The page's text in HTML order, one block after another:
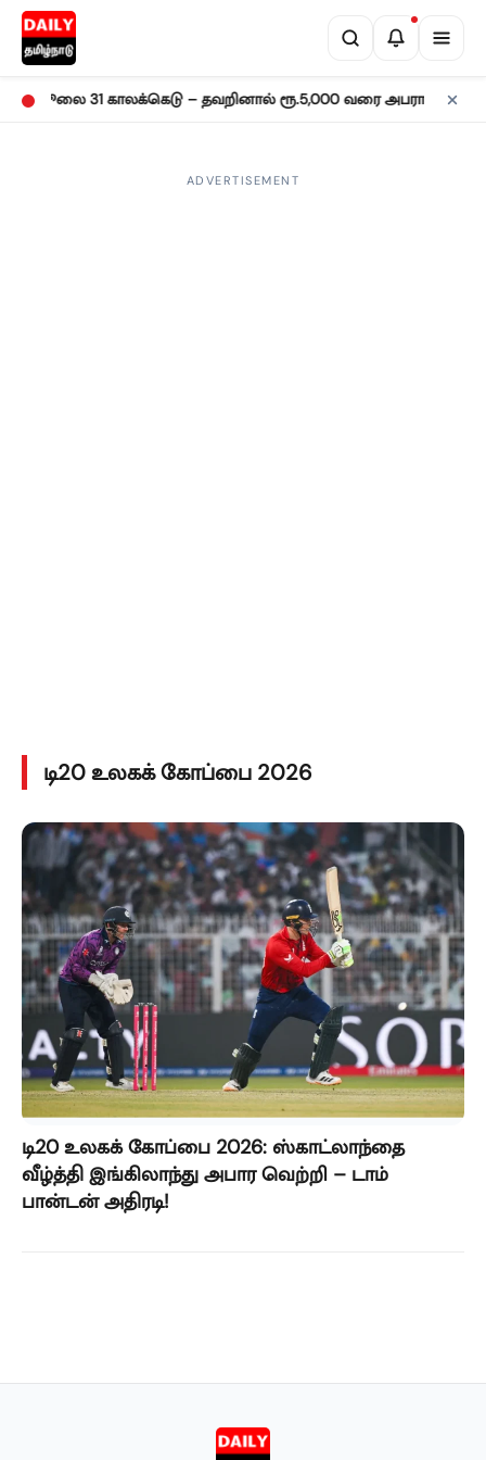
ஜூலை 31 காலக்கெடு – தவறினால் ரூ.5,000 வரை அபராதம்! •
ADVERTISEMENT
டி20 உலகக் கோப்பை 2026
டி20 உலகக் கோப்பை 2026: ஸ்காட்லாந்தை
வீழ்த்தி இங்கிலாந்து அபார வெற்றி – டாம்
பான்டன் அதிரடி!